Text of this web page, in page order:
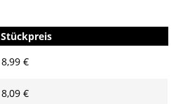
Stückpreis
8,99 €
8,09 €